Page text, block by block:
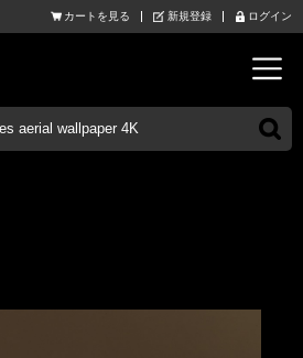
カートを見る 新規登録 ログイン